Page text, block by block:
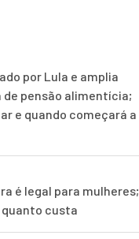
por Lula e amplia
pensão alimentícia;
e quando começará a
é legal para mulheres;
quanto custa